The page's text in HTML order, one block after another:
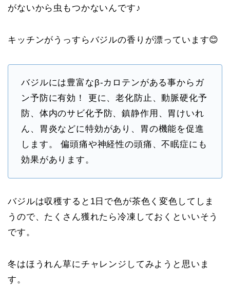
がないから虫もつかないんです♪
キッチンがうっすらバジルの香りが漂っています😊
バジルには豊富なβ-カロテンがある事からガ
ン予防に有効！ 更に、老化防止、動脈硬化予
防、体内のサビ化予防、鎮静作用、胃けいれ
ん、胃炎などに特効があり、胃の機能を促進
します。 偏頭痛や神経性の頭痛、不眠症にも
効果があります。
バジルは収穫すると1日で色が茶色く変色してしま
うので、たくさん獲れたら冷凍しておくといいそう
です。
冬はほうれん草にチャレンジしてみようと思いま
す。